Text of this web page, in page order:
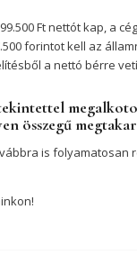
Ft nettót kap, a
forintot kell az
a nettó bérre
összegű
is folyamatosan